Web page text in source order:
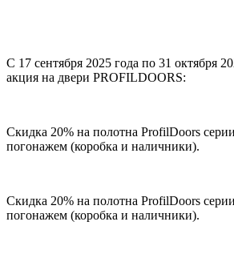
С 17 сентября 2025 года по 31 октября
акция на двери PROFILDOORS:
Скидка 20% на полотна ProfilDoors серии
погонажем (коробка и наличники).
Скидка 20% на полотна ProfilDoors серии
погонажем (коробка и наличники).